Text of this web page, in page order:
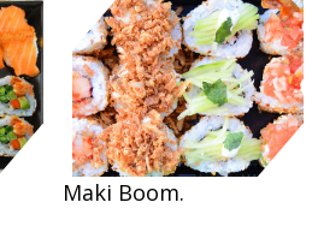
Maki Boom.